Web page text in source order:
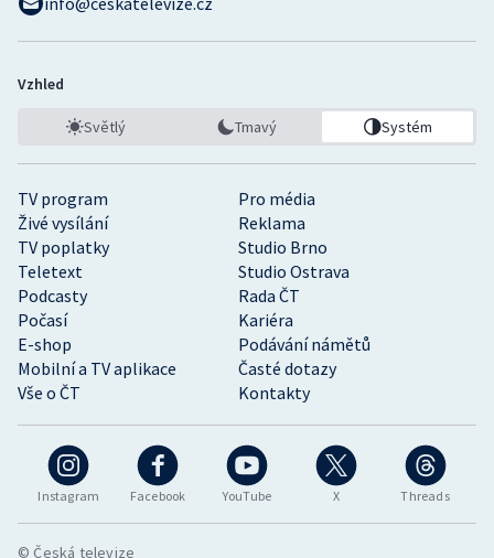
Instagram Facebook YouTube X Threads
TV program
Pro média
Živé vysílání
Reklama
TV poplatky
Studio Brno
Teletext
Studio Ostrava
Podcasty
Rada ČT
Počasí
Kariéra
E-shop
Podávání námětů
Mobilní a TV aplikace
Časté dotazy
Vše o ČT
Kontakty
Vzhled
Světlý Tmavý Systém
© Česká televize